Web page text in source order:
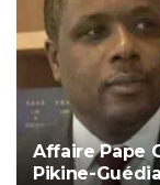
Affaire Pape
Pikine-